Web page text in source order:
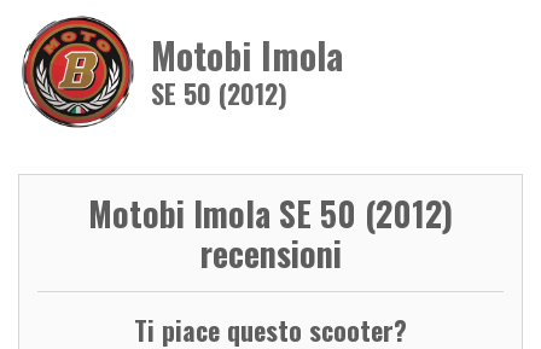
Motobi Imola
SE 50 (2012)
Motobi Imola SE 50 (2012)
recensioni
Ti piace questo scooter?